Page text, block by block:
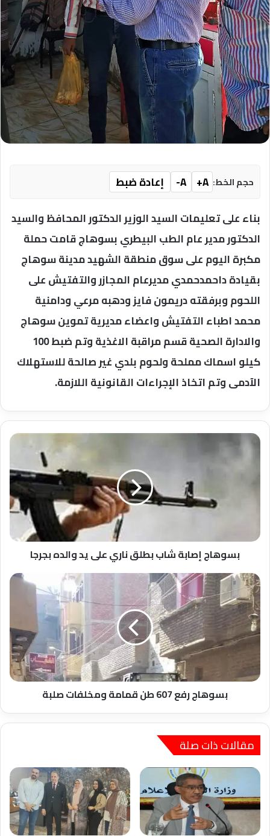
حجم الخط: A+
A-
إعادة ضبط
بناء على تعليمات السيد الوزير الدكتور المحافظ والسيد
الدكتور مدير عام الطب البيطري بسوهاج قامت حملة
مكبرة اليوم على سوق منطقة الشهيد مدينة سوهاج
بقيادة داحمدحمدي مديرعام المجازر والتفتيش على
اللحوم وبرفقته دريمون فايز ودهبه مرعي ودامنية
محمد اطباء التفتيش واعضاء مديرية تموين سوهاج
والادارة الصحية قسم مراقبة الاغذية وتم ضبط 100
كيلو اسماك مملحة ولحوم بلدي غير صالحة للاستهلاك
الآدمى وتم اتخاذ الإجراءات القانونية اللازمة.
بسوهاج
ناري
بجرجا
بسوهاج إصابة شاب بطلق ناري على يد والده بجرجا
بسوهاج
رفع
607
طن
قمامة
ومخلفات
بسوهاج رفع 607 طن قمامة ومخلفات صلبة
مقالات ذات صلة